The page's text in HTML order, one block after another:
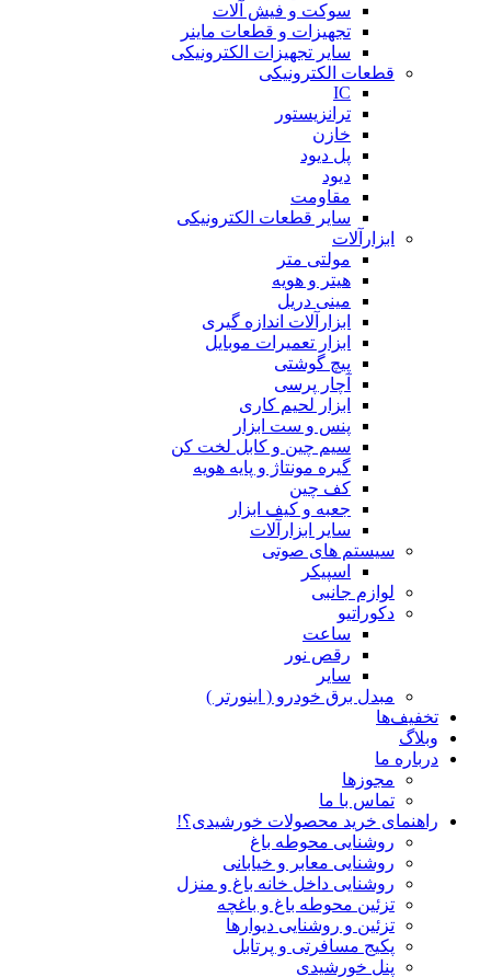
سوکت و فیش آلات
تجهیزات و قطعات ماینر
سایر تجهیزات الکترونیکی
قطعات الکترونیکی
IC
ترانزیستور
خازن
پل دیود
دیود
مقاومت
سایر قطعات الکترونیکی
ابزارآلات
مولتی متر
هیتر و هویه
مینی دریل
ابزارآلات اندازه گیری
ابزار تعمیرات موبایل
پیچ گوشتی
آچار پرسی
ابزار لحیم کاری
پنس و ست ابزار
سیم چین و کابل لخت کن
گیره مونتاژ و پایه هویه
کف چین
جعبه و کیف ابزار
سایر ابزارآلات
سیستم های صوتی
اسپیکر
لوازم جانبی
دکوراتیو
ساعت
رقص نور
سایر
مبدل برق خودرو ( اینورتر )
تخفیف‌ها
وبلاگ
درباره ما
مجوزها
تماس با ما
راهنمای خرید محصولات خورشیدی؟!
روشنایی محوطه باغ
روشنایی معابر و خیابانی
روشنایی داخل خانه باغ و منزل
تزئین محوطه باغ و باغچه
تزئین و روشنایی دیوارها
پکیج مسافرتی و پرتابل
پنل خورشیدی